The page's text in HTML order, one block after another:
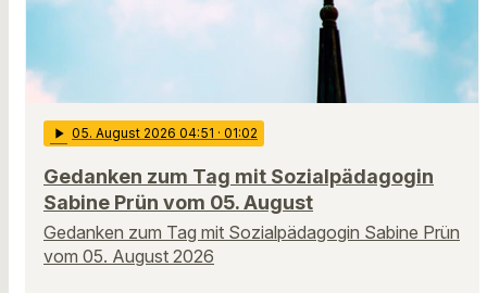
play_arrow 05. August 2026 04:51 · 01:02
Gedanken zum Tag mit Sozialpädagogin
Sabine Prün vom 05. August
Gedanken zum Tag mit Sozialpädagogin Sabine Prün
vom 05. August 2026